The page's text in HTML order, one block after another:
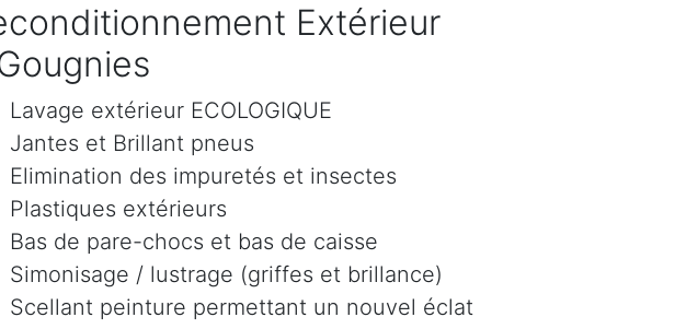
Extérieur
Lavage extérieur ECOLOGIQUE
Jantes et Brillant pneus
Elimination des impuretés et insectes
Plastiques extérieurs
Bas de pare-chocs et bas de caisse
Simonisage / lustrage (griffes et brillance)
Scellant peinture permettant un nouvel éclat